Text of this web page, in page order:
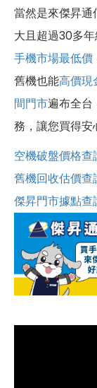
當然是來傑昇
大且超過30多
手機市場最低價
舊機也能高價現
間門市遍布全台
務，讓您買得安
空機破盤價格查
舊機回收估價查
傑昇門市據點查